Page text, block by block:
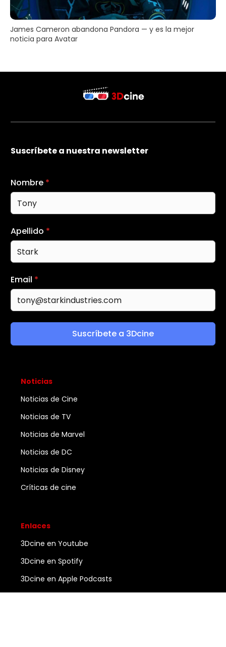
James Cameron abandona Pandora — y es la mejor
noticia para Avatar
Suscríbete a nuestra newsletter
Nombre *
Apellido *
Email *
Suscríbete a 3Dcine
Noticias
Noticias de Cine
Noticias de TV
Noticias de Marvel
Noticias de DC
Noticias de Disney
Críticas de cine
Enlaces
3Dcine en Youtube
3Dcine en Spotify
3Dcine en Apple Podcasts